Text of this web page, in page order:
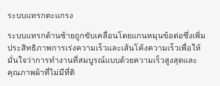
ระบบแทรกตะแกรง
ระบบแทรกด้านซ้ายถูกขับเคลื่อนโดยแกนหมุนข้อต่อซึ่งเพิ่ม
ประสิทธิภาพการเร่งความเร็วและเส้นโค้งความเร็วเพื่อให้
มั่นใจว่าการทำงานที่สมบูรณ์แบบด้วยความเร็วสูงสุดและ
คุณภาพผ้าที่ไม่มีที่ติ